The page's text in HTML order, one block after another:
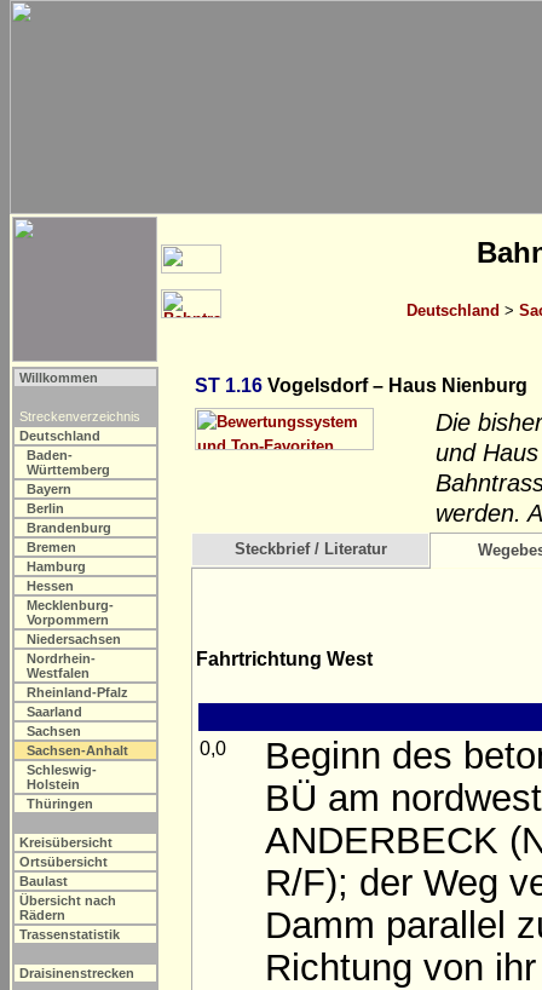
Deutschland >
Willkommen
Streckenverzeichnis
Deutschland
Baden-
Württemberg
Bayern
Berlin
Brandenburg
Bremen
Hamburg
Hessen
Mecklenburg-
Vorpommern
Niedersachsen
Nordrhein-
Westfalen
Rheinland-Pfalz
Saarland
Sachsen
Sachsen-Anhalt
Schleswig-
Holstein
Thüringen
Kreisübersicht
Ortsübersicht
Baulast
Übersicht nach
Rädern
Trassenstatistik
Draisinenstrecken
ST 1.16 Vogelsdorf – Haus Nienburg
Die
und
werden.
Steckbrief / Literatur
Fahrtrichtung West
0,0
Beginn des
BÜ am
ANDERBECK
R/F); der Weg
Damm parallel
Richtung von